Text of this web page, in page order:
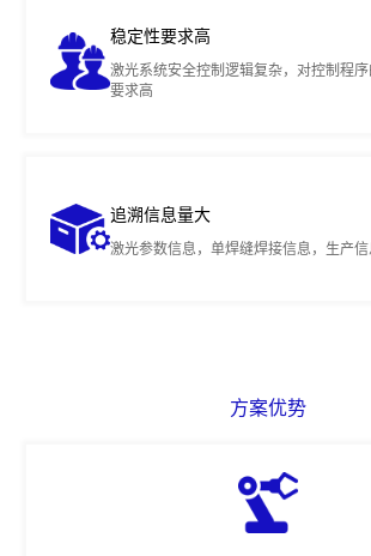
稳定性要求高
激光系统安全控制逻辑复杂，对控制程
要求高
追溯信息量大
激光参数信息，单焊缝焊接信息，生产
方案优势